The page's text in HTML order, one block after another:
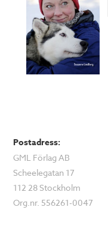
Postadress:
GML Förlag AB
Scheelegatan 17
112 28 Stockholm
Org.nr. 556261-0047